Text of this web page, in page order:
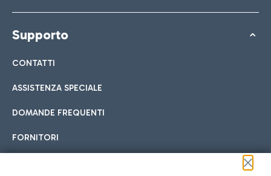
Supporto
CONTATTI
ASSISTENZA SPECIALE
DOMANDE FREQUENTI
FORNITORI